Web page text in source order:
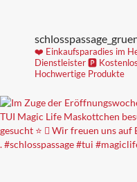
❤️ Einkaufsparadies im
Dienstleister🅿️
Hochwertige Produkte